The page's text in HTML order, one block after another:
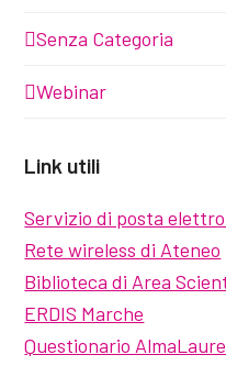
Senza Categoria
Webinar
Link utili
Servizio di posta
Rete wireless di Ateneo
Biblioteca di Area
ERDIS Marche
Questionario